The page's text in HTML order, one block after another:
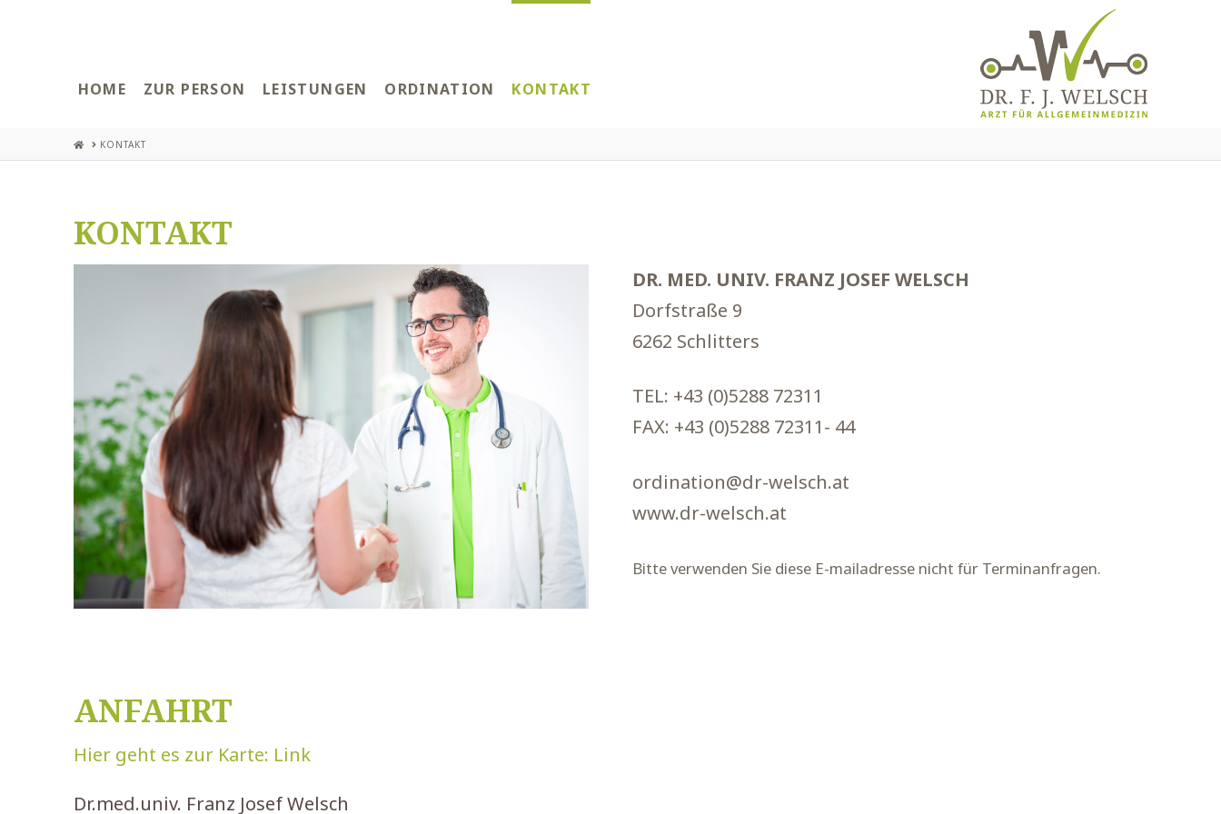
HOME ZUR PERSON LEISTUNGEN ORDINATION KONTAKT
HOMEKONTAKT
KONTAKT
DR. MED. UNIV. FRANZ JOSEF WELSCH
Dorfstraße 9
6262 Schlitters
TEL: +43 (0)5288 72311
FAX: +43 (0)5288 72311- 44
ordination@dr-welsch.at
www.dr-welsch.at
Bitte verwenden Sie diese E-mailadresse nicht für Terminanfragen.
ANFAHRT
Hier geht es zur Karte: Link
Dr.med.univ. Franz Josef Welsch